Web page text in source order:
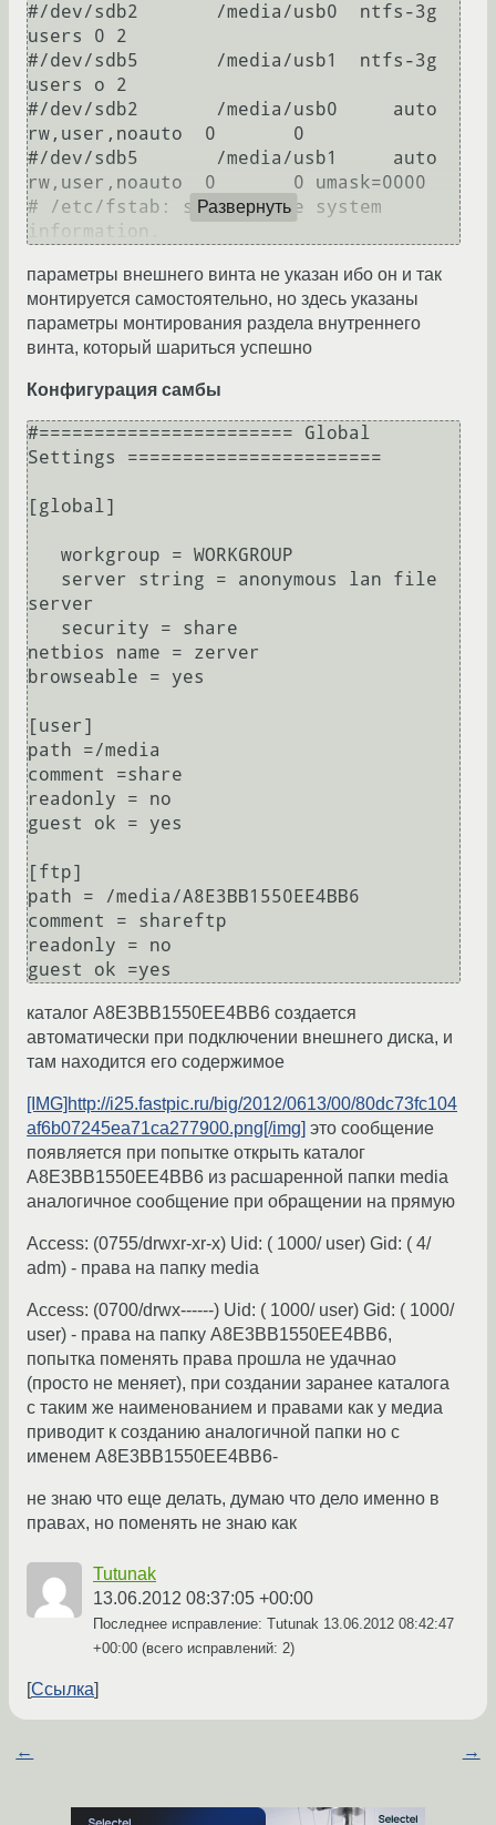
#/dev/sdb2       /media/usb0  ntfs-3g
users 0 2
#/dev/sdb5       /media/usb1  ntfs-3g
users o 2
#/dev/sdb2       /media/usb0     auto
rw,user,noauto  0       0
#/dev/sdb5       /media/usb1     auto
rw,user,noauto  0       0 umask=0000
# /etc/fstab: static file system
Развернуть
параметры внешнего винта не указан ибо он и так
монтируется самостоятельно, но здесь указаны
параметры монтирования раздела внутреннего
винта, который шариться успешно
Конфигурация самбы
#======================= Global
Settings =======================
[global]
server
netbios name = zerver
browseable = yes
[user]
path =/media
comment =share
readonly = no
guest ok = yes
[ftp]
path = /media/A8E3BB1550EE4BB6
comment = shareftp
readonly = no
каталог A8E3BB1550EE4BB6 создается
автоматически при подключении внешнего диска, и
там находится его содержимое
[IMG]http://i25.fastpic.ru/big/2012/0613/00/80dc73fc104
af6b07245ea71ca277900.png[/img] это сообщение
появляется при попытке открыть каталог
A8E3BB1550EE4BB6 из расшаренной папки media
аналогичное сообщение при обращении на прямую
Access: (0755/drwxr-xr-x) Uid: ( 1000/ user) Gid: ( 4/
adm) - права на папку media
Access: (0700/drwx------) Uid: ( 1000/ user) Gid: ( 1000/
user) - права на папку A8E3BB1550EE4BB6,
попытка поменять права прошла не удачнао
(просто не меняет), при создании заранее каталога
с таким же наименованием и правами как у медиа
приводит к созданию аналогичной папки но с
именем A8E3BB1550EE4BB6-
не знаю что еще делать, думаю что дело именно в
правах, но поменять не знаю как
Tutunak
13.06.2012 08:37:05 +00:00
Последнее исправление: Tutunak 13.06.2012 08:42:47
+00:00 (всего исправлений: 2)
Ссылка
← →